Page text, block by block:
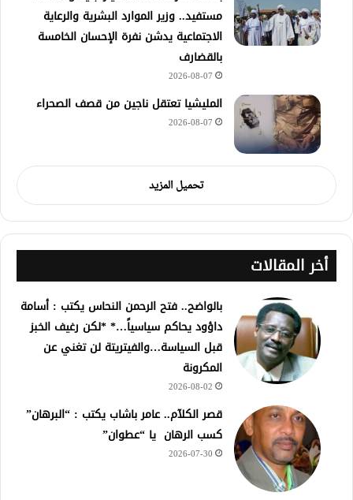
مستفيد.. وزير الموارد البشرية والرعاية
الاجتماعية يدشن نفرة الإحسان الخامسة
بالقضارف
2026-08-07
المليشيا تعتقل ناجين من قصف الصحراء
2026-08-07
تحميل المزيد
أخر المقالات
بالواضح.. فتح الرحمن النحاس يكتب : أسامة
داؤود يحاكم سياسياً…* *لكن رغيف الخبز
قبل السياسة…والفيتريتة لن تغني عن
المكرونة
2026-08-02
قصر الكلآم.. عامر باشاب يكتب : “البرهان”
كسب الرهان يا “عطوان”
2026-07-30